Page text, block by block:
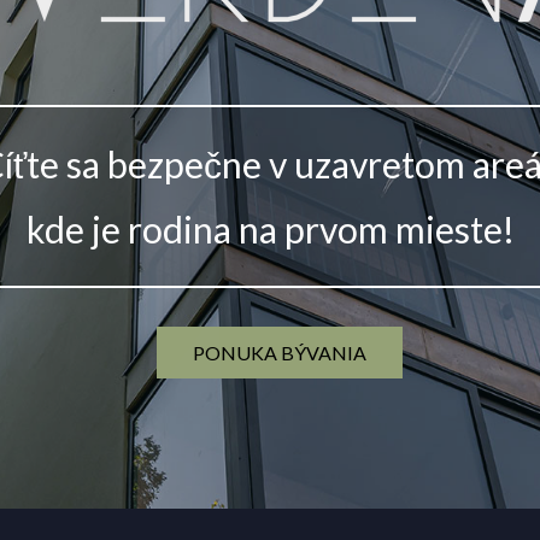
sa bezpečne v uzavretom
kde je rodina na prvom mieste!
PONUKA BÝVANIA